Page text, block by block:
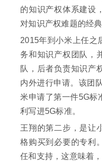
的知识产权体系建设
对知识产权难题的经典
2015年到小米上任之
务和知识产权团队，
队，后者负责知识产
内外进行申请。该团
米申请了第一件5G标
利写进5G标准。
王翔的第二步，是让
格购买到必要的专利
任和支持，这意味着